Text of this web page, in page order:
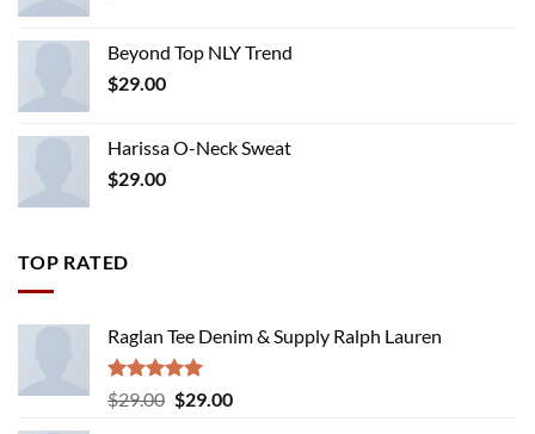
Beyond Top NLY Trend
$29.00
Harissa O-Neck Sweat
$29.00
TOP RATED
Raglan Tee Denim & Supply Ralph Lauren
Rated5.00
out of 5
$29.00 Original
$29.00Current